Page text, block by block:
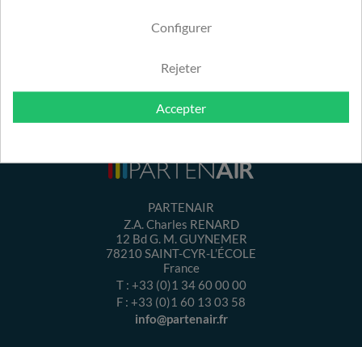
PARTENAIR
Z.A. Charles RENARD
12 Bd G. M. GUYNEMER
78210SAINT-CYR-L’ÉCOLE
France
T : +33 (0)1 34 60 00 00
F : +33 (0)1 60 13 03 58
info@partenair.fr
Configurer
Rejeter
Accepter